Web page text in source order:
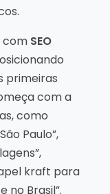
com SEO
primeiras
com a
como
Paulo”,
kraft para
no Brasil”.